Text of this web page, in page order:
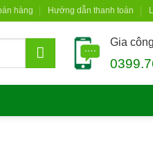
hàng Hướng dẫn thanh toán
Gia